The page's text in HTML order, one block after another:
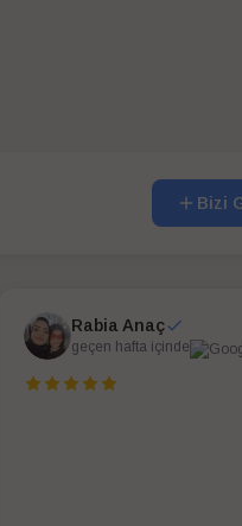
Bizi
Rabia Anaç
geçen hafta içinde